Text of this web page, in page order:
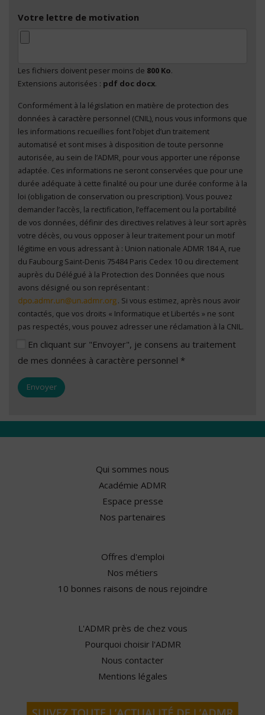
Votre lettre de motivation
Les fichiers doivent peser moins de 800 Ko.
Extensions autorisées : pdf doc docx.
En cliquant sur "Envoyer", je consens au traitement
de mes données à caractère personnel *
Conformément à la législation en matière de protection des
données à caractère personnel (CNIL), nous vous informons que
les informations recueillies font l’objet d’un traitement
automatisé et sont mises à disposition de toute personne
autorisée, au sein de l’ADMR, pour vous apporter une réponse
adaptée. Ces informations ne seront conservées que pour une
durée adéquate à cette finalité ou pour une durée conforme à la
loi (obligation de conservation ou prescription). Vous pouvez
demander l’accès, la rectification, l’effacement ou la portabilité
de vos données, définir des directives relatives à leur sort après
votre décès, ou vous opposer à leur traitement pour un motif
légitime en vous adressant à : Union nationale ADMR 184 A, rue
du Faubourg Saint-Denis 75484 Paris Cedex 10 ou directement
auprès du Délégué à la Protection des Données que nous
avons désigné ou son représentant :
. Si vous estimez, après nous avoir
contactés, que vos droits « Informatique et Libertés » ne sont
pas respectés, vous pouvez adresser une réclamation à la CNIL.
En cliquant sur "Envoyer", je consens au traitement
de mes données à caractère personnel *
Qui sommes nous
Académie ADMR
Espace presse
Nos partenaires
Offres d'emploi
Nos métiers
10 bonnes raisons de nous rejoindre
L'ADMR près de chez vous
Pourquoi choisir l'ADMR
Nous contacter
Mentions légales